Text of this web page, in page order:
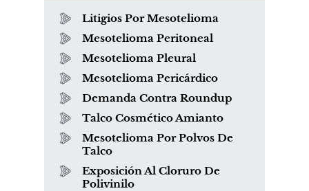
Litigios Por Mesotelioma
Mesotelioma Peritoneal
Mesotelioma Pleural
Mesotelioma Pericárdico
Demanda Contra Roundup
Talco Cosmético Amianto
Mesotelioma Por Polvos De
Talco
Exposición Al Cloruro De
Polivinilo